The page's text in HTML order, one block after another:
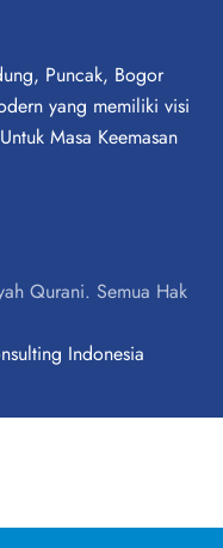
Puncak, Bogor
yang memiliki visi
Masa Keemasan
Qurani. Semua Hak
Indonesia